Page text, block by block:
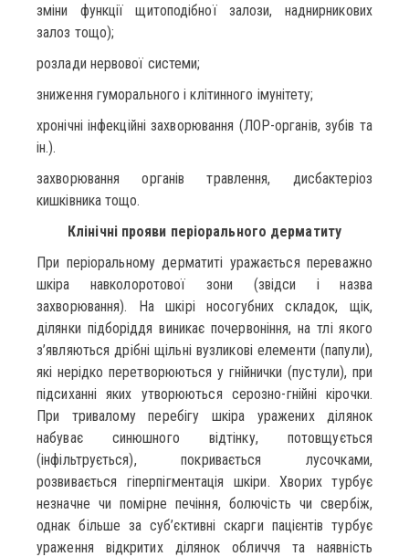
зміни функції щитоподібної залози, наднирникових
залоз тощо);
розлади нервової системи;
зниження гуморального і клітинного імунітету;
хронічні інфекційні захворювання (ЛОР-органів, зубів та
ін.).
захворювання органів травлення, дисбактеріоз
кишківника тощо.
Клінічні прояви періорального дерматиту
При періоральному дерматиті уражається переважно
шкіра навколоротової зони (звідси і назва
захворювання). На шкірі носогубних складок, щік,
ділянки підборіддя виникає почервоніння, на тлі якого
з’являються дрібні щільні вузликові елементи (папули),
які нерідко перетворюються у гнійнички (пустули), при
підсиханні яких утворюються серозно-гнійні кірочки.
При тривалому перебігу шкіра уражених ділянок
набуває синюшного відтінку, потовщується
(інфільтрується), покривається лусочками,
розвивається гіперпігментація шкіри. Хворих турбує
незначне чи помірне печіння, болючість чи свербіж,
однак більше за суб’єктивні скарги пацієнтів турбує
ураження відкритих ділянок обличчя та наявність